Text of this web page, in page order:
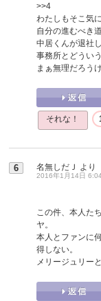
>>4
わたしもそこ気
自分の進むべき
中居くんが退社
事務所とどうい
まぁ無理だろう
それな！
6 名無しだＪ より
2016年1月14日
この件、本人た
ヤ。
本人とファンに
得しない。
メリージュリー